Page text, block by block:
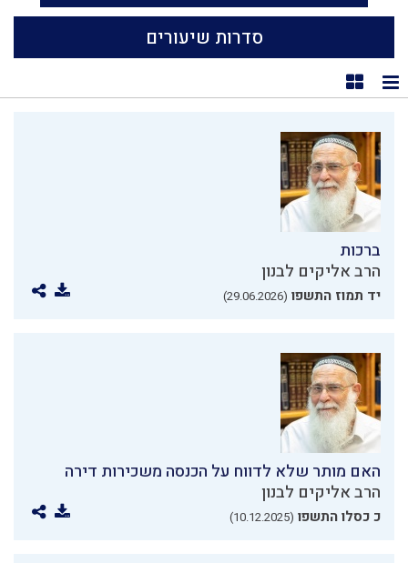
סדרות שיעורים
תצוגת רשימה
תצוגת קוביות
ברכות
הרב אליקים לבנון
יד תמוז התשפו (29.06.2026)
האם מותר שלא לדווח על הכנסה משכירות דירה
הרב אליקים לבנון
כ כסלו התשפו (10.12.2025)